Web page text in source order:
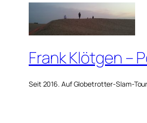
Frank Klötgen –
Seit 2016. Auf Globetrotter-Slam-